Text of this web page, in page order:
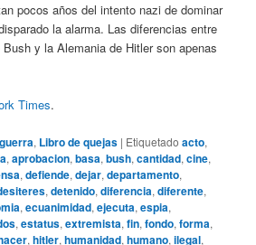
pocos años del intento nazi de dominar
la alarma. Las diferencias entre
y la Alemania de Hitler son apenas
Times.
, Libro de quejas | Etiquetado acto,
,aprobacion,basa,bush,cantidad,cine,
,defiende,dejar,departamento,
,detenido,diferencia,diferente,
,ecuanimidad,ejecuta,espia,
,estatus,extremista,fin,fondo,forma,
,hitler,humanidad,humano,ilegal,